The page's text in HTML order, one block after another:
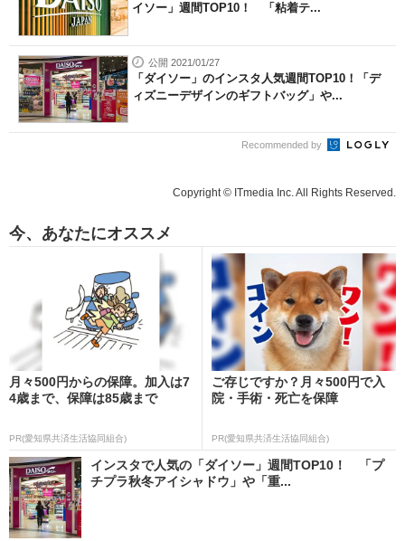
イソー」週間TOP10！ 「粘着テ...
公開 2021/01/27
「ダイソー」のインスタ人気週間TOP10！「デ
ィズニーデザインのギフトバッグ」や...
Recommended by
Copyright © ITmedia Inc. All Rights Reserved.
今、あなたにオススメ
月々500円からの保障。加入は7
4歳まで、保障は85歳まで
PR(愛知県共済生活協同組合)
ご存じですか？月々500円で入
院・手術・死亡を保障
PR(愛知県共済生活協同組合)
インスタで人気の「ダイソー」週間TOP10！ 「プ
チプラ秋冬アイシャドウ」や「重...